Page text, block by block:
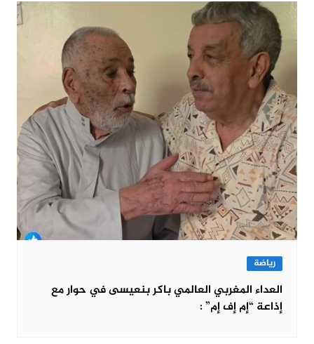
رياضة
العداء المغربي العالمي باكر بنعيسى في حوار مع
إذاعة “إم إف إم” :